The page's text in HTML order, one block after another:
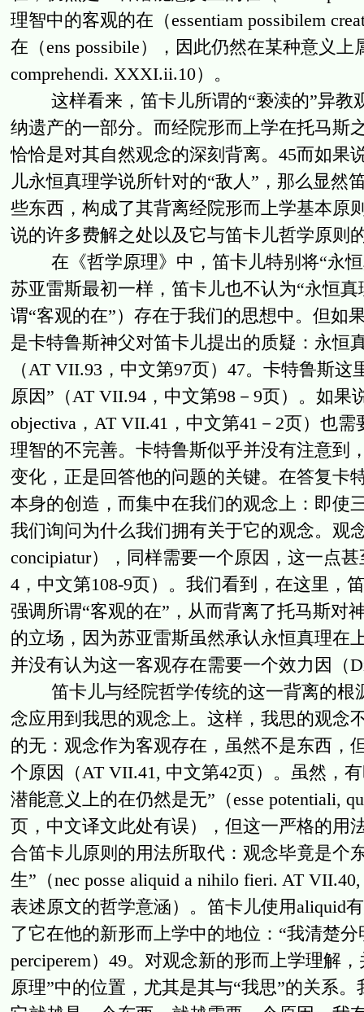
理智中的客观的在（essentiam possibilem
在（ens possibile），因此仍然在某种意义上
comprehendi. XXXI.ii.10）。
这样看来，笛卡儿所谓的“亵渎的”异教
纳遗产的一部分。而经院形而上学在托马斯
恰恰是对其自然观念的深刻背离。45而如果
儿永恒真理学说所针对的“敌人”，那么显然
些东西，构成了其背离经院形而上学基本原
说的许多费解之处以及它与笛卡儿哲学原则
在《哲学原理》中，笛卡儿特别将“永恒
苏亚雷斯最初一样，笛卡儿也不认为“永恒
谓“客观的在”）存在于我们的思想中。但如
是卡特鲁斯神父对笛卡儿提出的质疑：永恒
（AT VII.93，中文第97页）47。卡特鲁斯
原因”（AT VII.94，中文第98－9页）。如果
objectiva，AT VII.41，中文第41－2页）也
理智的不完善。卡特鲁斯似乎并没有注意到
变化，正是回答他的问题的关键。在答复卡
本身的创造，而集中在我们的观念上：即使
我们询问为什么我们拥有关于它的观念。观
concipiatur），同样需要一个原因，这一点
4，中文第108-9页）。我们看到，在这里，
强调所谓“客观的在”，从而背离了托马斯对
的立场，因为苏亚雷斯虽然承认永恒真理在
并没有认为这一客观存在需要一个效力因（
笛卡儿与经院哲学传统的这一背离的根
念应用到我思的观念上。这样，我思的观念
的无：观念作为客观存在，虽然不是东西，
个原因（AT VII.41, 中文第42页）。虽然，
潜能意义上的在仍然是无”（esse potentiali,
页，中文译文此处有误），但这一严格的用
合笛卡儿原则的用法所取代：观念毕竟是个
生”（nec posse aliquid a nihilo fieri. AT
表述原文的哲学意涵）。笛卡儿使用aliquid
了它在他的新形而上学中的地位：“我清楚分
perciperem）49。对观念新的形而上学理解
原理”中的位置，尤其是其与“我思”的关系